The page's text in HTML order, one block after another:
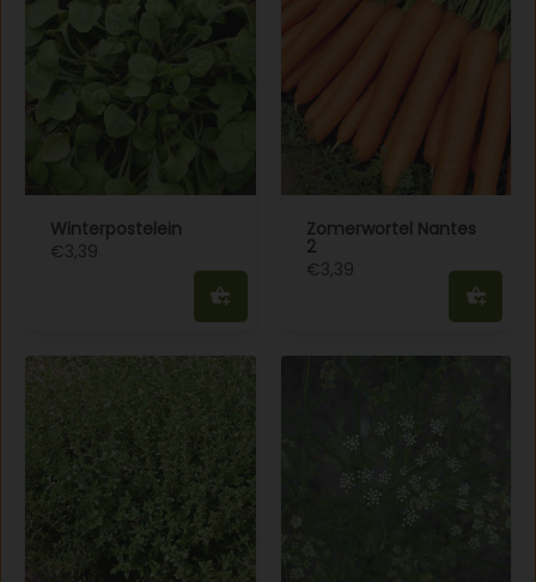
Winterpostelein
€3,39
Zomerwortel Nantes
2
€3,39